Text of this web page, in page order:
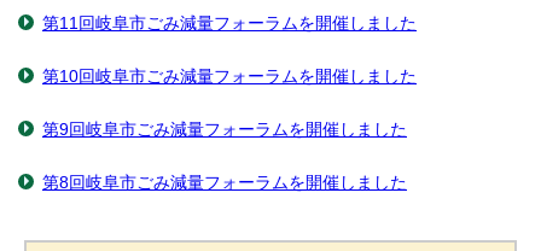
第11回岐阜市ごみ減量フォーラムを開催しました
第10回岐阜市ごみ減量フォーラムを開催しました
第9回岐阜市ごみ減量フォーラムを開催しました
第8回岐阜市ごみ減量フォーラムを開催しました